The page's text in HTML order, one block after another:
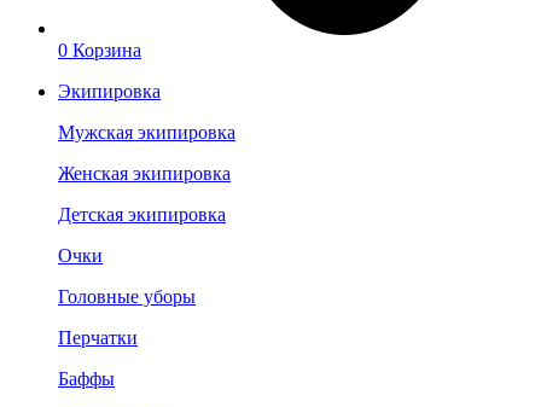
0 Корзина
Экипировка
Мужская экипировка
Женская экипировка
Детская экипировка
Очки
Головные уборы
Перчатки
Баффы